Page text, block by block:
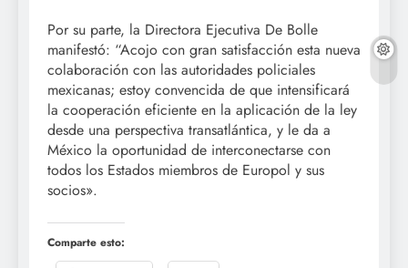
Por su parte, la Directora Ejecutiva De Bolle
manifestó: “Acojo con gran satisfacción esta nueva
colaboración con las autoridades policiales
mexicanas; estoy convencida de que intensificará
la cooperación eficiente en la aplicación de la ley
desde una perspectiva transatlántica, y le da a
México la oportunidad de interconectarse con
todos los Estados miembros de Europol y sus
socios».
Comparte esto: